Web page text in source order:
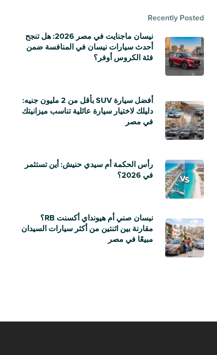
Recently Posted
نيسان ماجنايت في مصر 2026: هل تنجح
أحدث سيارات نيسان في المنافسة ضمن
فئة الكروس أوفر؟
أفضل سيارة SUV بأقل من 2 مليون جنيه:
دليلك لاختيار سيارة عائلية تناسب ميزانيتك
في مصر
رأس الحكمة أم سيدي حنيش: أين تستثمر
في 2026؟
نيسان صني أم هيونداي أكسنت RB؟
مقارنة بين اثنتين من أكثر سيارات السيدان
مبيعًا في مصر